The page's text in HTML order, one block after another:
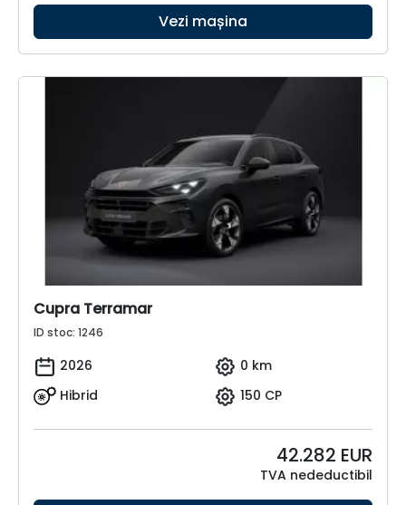
Vezi mașina
Cupra Terramar
ID stoc: 1246
2026
0 km
Hibrid
150 CP
42.282 EUR
TVA nedeductibil